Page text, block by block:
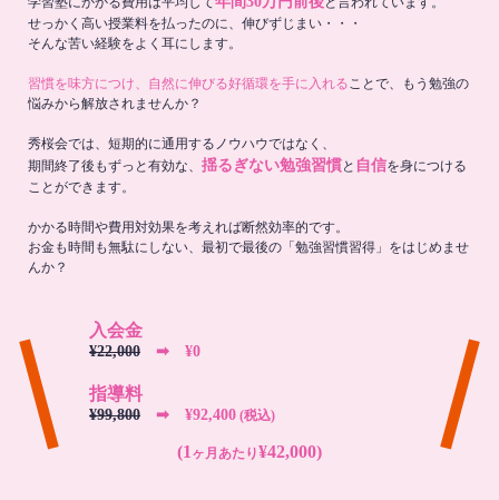
せっかく高い授業料を払ったのに、伸びずじまい・・・
そんな苦い経験をよく耳にします。
習慣を味方につけ、自然に伸びる好循環を手に入れることで、もう勉強の
悩みから解放されませんか？
秀桜会では、短期的に通用するノウハウではなく、
期間終了後もずっと有効な、 揺るぎない勉強習慣と 自信を身につける
ことができます。
かかる時間や費用対効果を考えれば断然効率的です。
お金も時間も無駄にしない、最初で最後の「勉強習慣習得」をはじめませ
んか？
入会金
¥22,000 ➡︎ ¥0
指導料
¥99,800 ➡︎ ¥92,400 (税込)
(1 ヶ月あたり¥42,000)